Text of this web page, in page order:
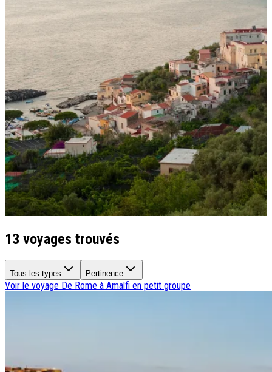
Séjours avec excursions
Week-ends & courts séjours
Itinéraires au volant
Croisières
Tableaux du Sud
Découvrir Donatello
Qui sommes-nous ?
Notre histoire
Pourquoi voyager avec nous ?
Tourisme responsable
Nos brochures
Contactez-nous
Satisfaction client
Rejoignez-nous
13 voyages trouvés
Tous les types Pertinence
Voir le voyage De Rome à Amalfi en petit groupe